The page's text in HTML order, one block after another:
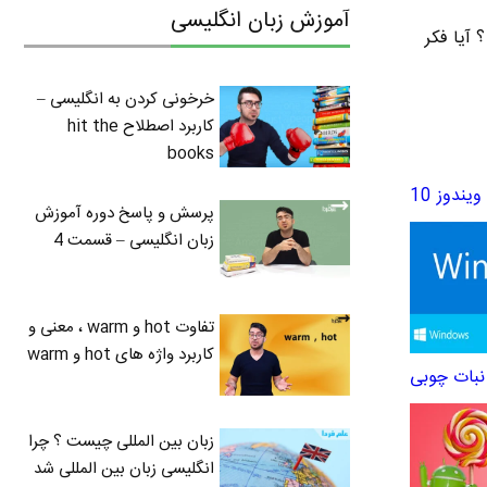
فکر آموزش زبان انگلیسی
خرخونی کردن به انگلیسی –
کاربرد اصطلاح hit the
books
پرسش و پاسخ دوره آموزش
زبان انگلیسی – قسمت 4
تفاوت hot و warm ، معنی و
کاربرد واژه های hot و warm
زبان بین المللی چیست ؟ چرا
انگلیسی زبان بین المللی شد